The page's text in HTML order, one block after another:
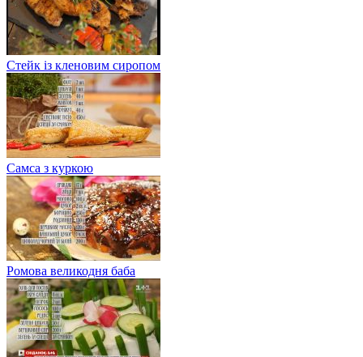
Стейк із кленовим сиропом
Самса з куркою
Ромова великодня баба